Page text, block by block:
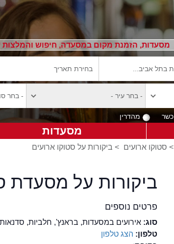
מסעדות, הזמנת מקום במסעדה, חיפוש
כשר מהדרין
מסעדות
> סטוקו ארועים > ביקורות על סטוקו ארועים
ביקורות על מסעדת
פרטים נוספים
סוג:אירועים במסעדות, בראנץ', חלביות, סדנאות
טלפון: הצג טלפון